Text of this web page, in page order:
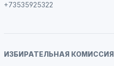
+73535925322
ИЗБИРАТЕЛЬНАЯ КОМИССИЯ